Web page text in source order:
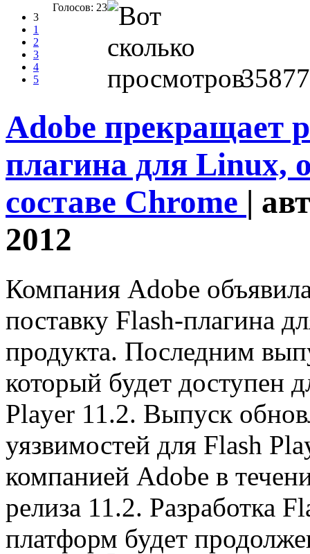
3
1
2
3
4
5
Голосов: 23
35877
Adobe прекращает
плагина для Linux,
составе Chrome |
2012
Компания Adobe
поставку Flash-плагина
продукта. Последним
который будет доступен
Player 11.2. Выпуск
уязвимостей для Flash
компанией Adobe в
релиза 11.2. Разработка
платформ будет